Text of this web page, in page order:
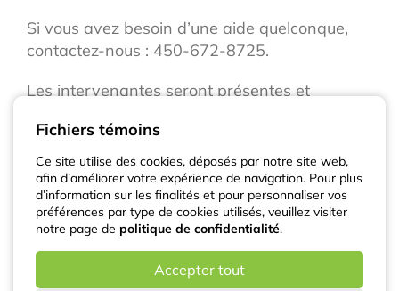
Si vous avez besoin d’une aide quelconque,
contactez-nous : 450-672-8725.
Les intervenantes seront présentes et
mardi, mercredi et jeudi, ainsi que le vendredi
de 9h et 16h.
Merci de votre compréhension,
La direction
Fichiers témoins
Ce site utilise des cookies, déposés par notre site web,
afin d’améliorer votre expérience de navigation. Pour plus
d’information sur les finalités et pour personnaliser vos
préférences par type de cookies utilisés, veuillez visiter
notre page de politique de confidentialité.
Accepter tout